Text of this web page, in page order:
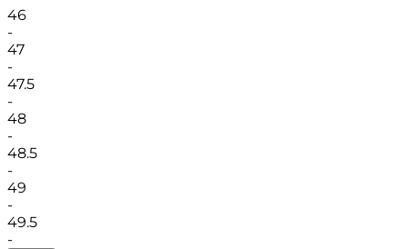
46
-
47
-
47.5
-
48
-
48.5
-
49
-
49.5
-